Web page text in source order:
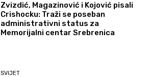
Zvizdić, Magazinović i Kojović pisali
Crishocku: Traži se poseban
administrativni status za
Memorijalni centar Srebrenica
SVIJET